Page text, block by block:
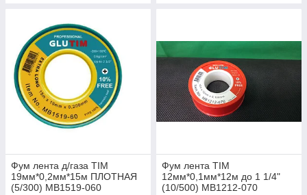
Фум лента д/газа TIM
19мм*0,2мм*15м ПЛОТНАЯ
(5/300) MB1519-060
Фум лента TIM
12мм*0,1мм*12м до 1 1/4"
(10/500) MB1212-070